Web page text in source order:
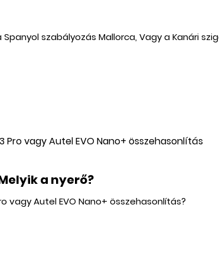
szabályozás Mallorca, Vagy a Kanári
a nyerő?
vagy Autel EVO Nano+ összehasonlítás?